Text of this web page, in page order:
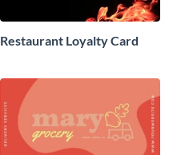
Restaurant Loyalty Card